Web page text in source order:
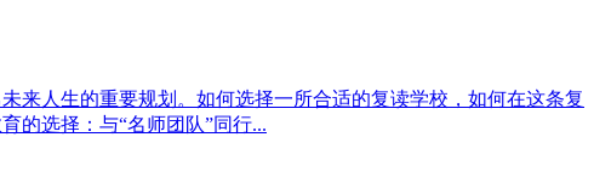
来人生的重要规划。如何选择一所合适的复读学校，如何在这条复
的选择：与“名师团队”同行...